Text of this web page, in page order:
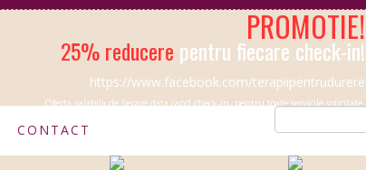
PROMOTIE!
25% reducere pentru fiecare check-in!
https://www.facebook.com/terapiipentrudurere
Oferta valabila de fiecare data cand check-in, pentru toate servicile solicitate.
CONTACT